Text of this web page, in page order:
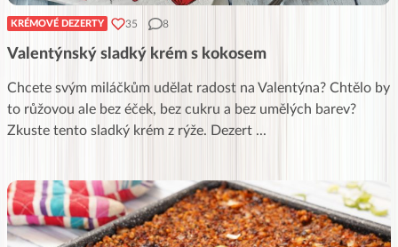
KRÉMOVÉ DEZERTY 35 8
Valentýnský sladký krém s kokosem
Chcete svým miláčkům udělat radost na Valentýna? Chtělo by
to růžovou ale bez éček, bez cukru a bez umělých barev?
Zkuste tento sladký krém z rýže. Dezert ...